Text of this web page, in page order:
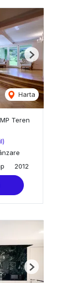
Harta
Next
Teren
2012
Next